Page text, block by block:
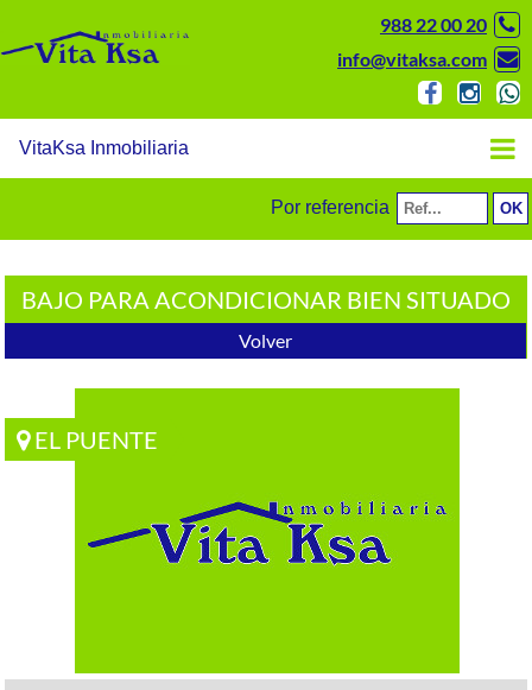
988 22 00 20
info@vitaksa.com
VitaKsa Inmobiliaria
Por referencia
BAJO PARA ACONDICIONAR BIEN SITUADO
Volver
EL PUENTE